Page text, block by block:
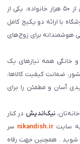
با سال‌ها سابقه و اعتماد بیش از ۵۰ هزار خانواده، یکی از
با ارائه دو پکیج کامل
هوشمندانه برای زوج‌های
و خانگی همه نیازهای یک
ضمانت کیفیت کالاها،
آسان و مطمئن را برای
نیک‌اندیش در کنار
سایت nikandish.ir سر
شوید . همچنین جهت رفاه